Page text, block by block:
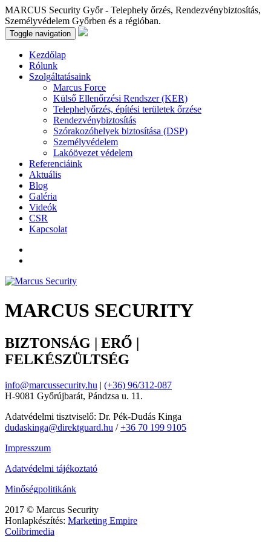
MARCUS Security Győr - Telephely őrzés, Rendezvénybiztosítás,
Személyvédelem Győrben és a régióban.
Toggle navigation
Kezdőlap
Rólunk
Szolgáltatásaink
Marcus Force
Külső Ellenőrzési Rendszer (KER)
Telephelyőrzés, építési területek őrzése
Rendezvénybiztosítás
Szórakozóhelyek biztosítása (DSP)
Személyvédelem
Lakóövezet védelem
Referenciáink
Aktuális
Blog
Galéria
Videók
CSR
Kapcsolat
MARCUS SECURITY
BIZTONSÁG | ERŐ |
FELKÉSZÜLTSÉG
info@marcussecurity.hu | (+36) 96/312-087
H-9081 Győrújbarát, Pándzsa u. 11.
Adatvédelmi tisztviselő: Dr. Pék-Dudás Kinga
dudaskinga@direktguard.hu /+36 70 199 9105
Impresszum
Adatvédelmi tájékoztató
Minőségpolitikánk
2017 © Marcus Security
Honlapkészítés: Marketing Empire
Colibrimedia